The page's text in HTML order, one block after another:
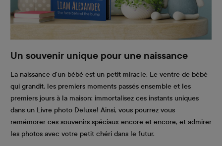
Un souvenir unique pour une naissance
La naissance d'un bébé est un petit miracle. Le ventre de bébé
qui grandit, les premiers moments passés ensemble et les
premiers jours à la maison: immortalisez ces instants uniques
dans un Livre photo Deluxe! Ainsi, vous pourrez vous
remémorer ces souvenirs spéciaux encore et encore, et admirer
les photos avec votre petit chéri dans le futur.